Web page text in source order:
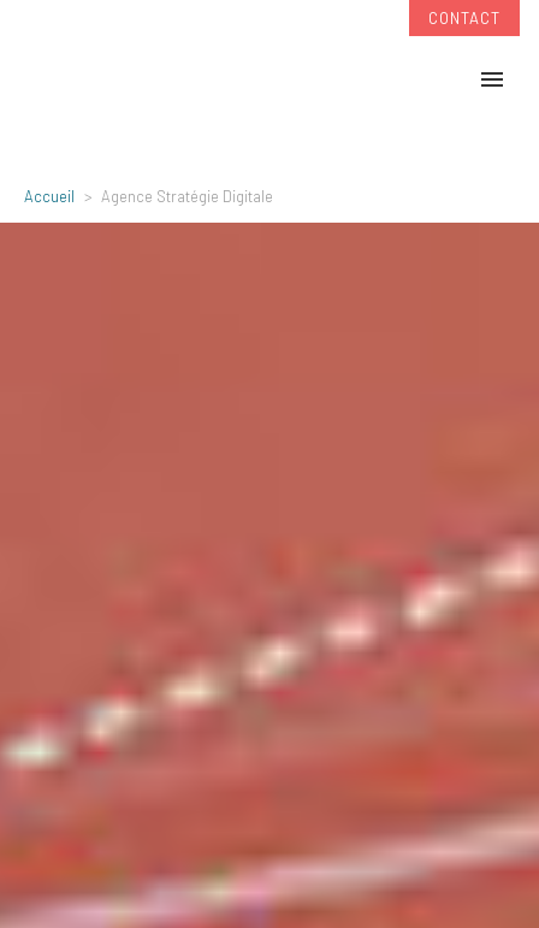
CONTACT
Accueil Agence Stratégie Digitale